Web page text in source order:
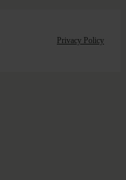
Privacy Policy